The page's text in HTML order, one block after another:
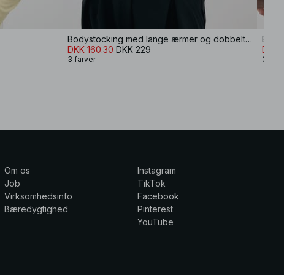
Bodystocking med lange ærmer og dobbelt ombuk
DKK 160.30 DKK 229
3 farver
DKK
3
Om os
Job
Virksomhedsinfo
Bæredygtighed
Instagram
TikTok
Facebook
Pinterest
YouTube